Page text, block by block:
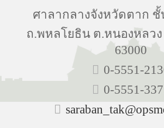
ศาลากลางจังหวัดตาก ชั้
ถ.พหลโยธิน ต.หนองหลวง
63000
0-5551-
0-5551-